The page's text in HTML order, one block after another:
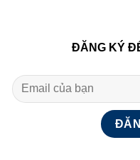
ĐĂNG KÝ